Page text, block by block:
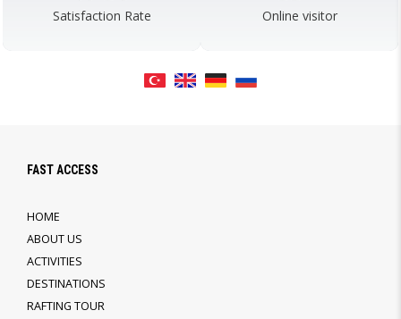
Satisfaction Rate Online visitor
FAST ACCESS
HOME
ABOUT US
ACTIVITIES
DESTINATIONS
RAFTING TOUR